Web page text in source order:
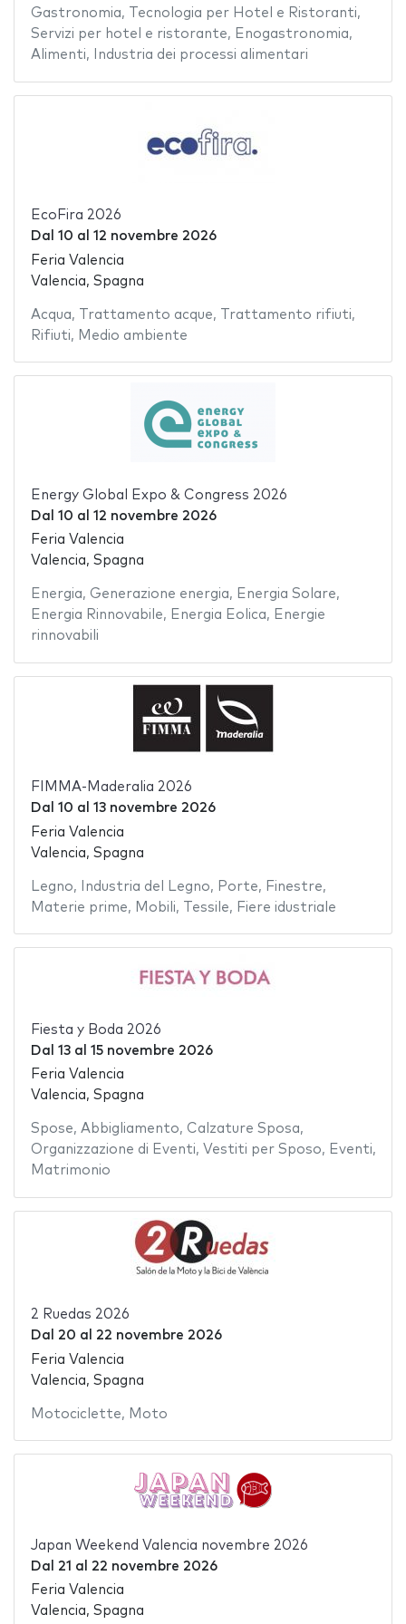
Gastronomia, Tecnologia per Hotel e Ristoranti,
Servizi per hotel e ristorante, Enogastronomia,
Alimenti, Industria dei processi alimentari
EcoFira 2026
Dal 10 al 12 novembre 2026
Feria Valencia
Valencia, Spagna
Acqua, Trattamento acque, Trattamento rifiuti,
Rifiuti, Medio ambiente
Energy Global Expo & Congress 2026
Dal 10 al 12 novembre 2026
Feria Valencia
Valencia, Spagna
Energia, Generazione energia, Energia Solare,
Energia Rinnovabile, Energia Eolica, Energie
rinnovabili
FIMMA-Maderalia 2026
Dal 10 al 13 novembre 2026
Feria Valencia
Valencia, Spagna
Legno, Industria del Legno, Porte, Finestre,
Materie prime, Mobili, Tessile, Fiere idustriale
Fiesta y Boda 2026
Dal 13al 15 novembre 2026
Feria Valencia
Valencia, Spagna
Spose, Abbigliamento, Calzature Sposa,
Organizzazione di Eventi, Vestiti per Sposo, Eventi,
Matrimonio
2 Ruedas 2026
Dal 20 al 22 novembre 2026
Feria Valencia
Valencia, Spagna
Motociclette, Moto
Japan Weekend Valencia novembre 2026
Dal 21 al 22 novembre 2026
Feria Valencia
Valencia, Spagna